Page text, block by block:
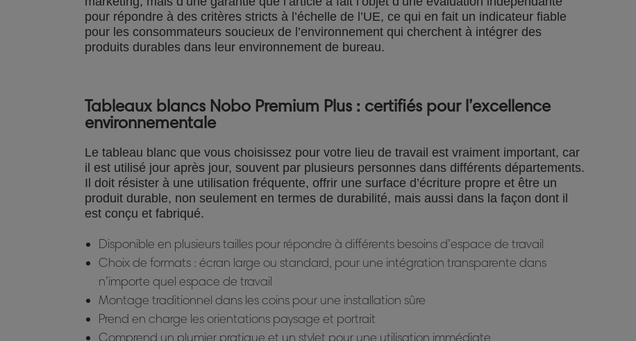
pour répondre à des critères stricts à l’échelle de l’UE, ce qui en fait un indicateur fiable
pour les consommateurs soucieux de l’environnement qui cherchent à intégrer des
produits durables dans leur environnement de bureau.
Tableaux blancs Nobo Premium Plus : certifiés pour l’excellence
environnementale
Le tableau blanc que vous choisissez pour votre lieu de travail est vraiment important, car
il est utilisé jour après jour, souvent par plusieurs personnes dans différents départements.
Il doit résister à une utilisation fréquente, offrir une surface d’écriture propre et être un
produit durable, non seulement en termes de durabilité, mais aussi dans la façon dont il
est conçu et fabriqué.
Disponible en plusieurs tailles pour répondre à différents besoins d’espace de travail
Choix de formats : écran large ou standard, pour une intégration transparente dans
n’importe quel espace de travail
Montage traditionnel dans les coins pour une installation sûre
Prend en charge les orientations paysage et portrait
Comprend un plumier pratique et un stylet pour une utilisation immédiate